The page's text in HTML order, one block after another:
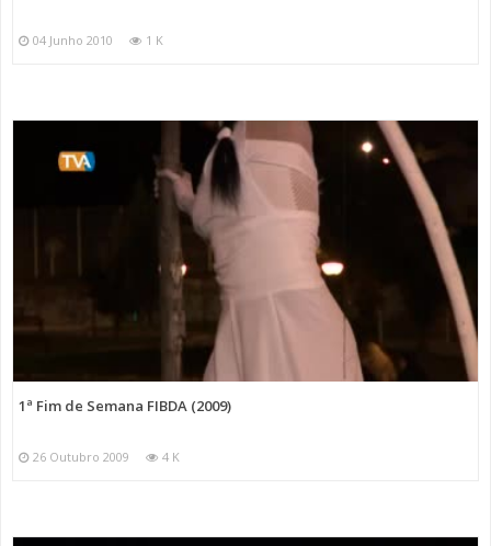
04 Junho 2010 1 K
1ª Fim de Semana FIBDA (2009)
26 Outubro 2009 4 K